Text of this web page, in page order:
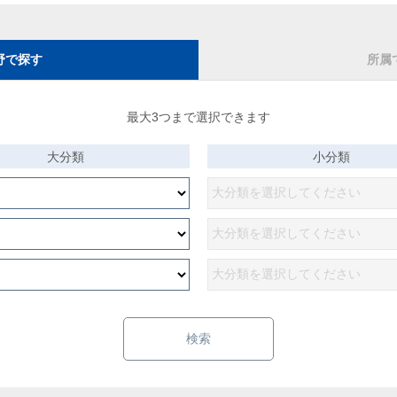
で探す 所属
最大3つまで選択できます
大分類 小分類
検索